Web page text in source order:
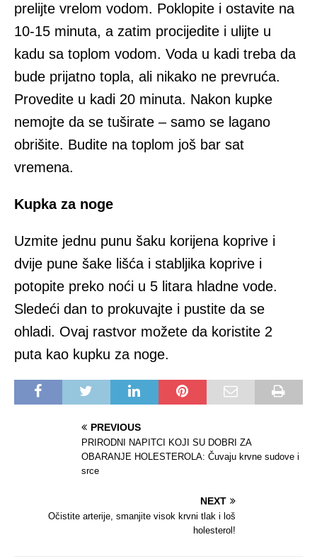
prelijte vrelom vodom. Poklopite i ostavite na
10-15 minuta, a zatim procijedite i ulijte u
kadu sa toplom vodom. Voda u kadi treba da
bude prijatno topla, ali nikako ne prevruća.
Provedite u kadi 20 minuta. Nakon kupke
nemojte da se tuširate – samo se lagano
obrišite. Budite na toplom još bar sat
vremena.
Kupka za noge
Uzmite jednu punu šaku korijena koprive i
dvije pune šake lišća i stabljika koprive i
potopite preko noći u 5 litara hladne vode.
Sledeći dan to prokuvajte i pustite da se
ohladi. Ovaj rastvor možete da koristite 2
puta kao kupku za noge.
PREVIOUS
PRIRODNI NAPITCI KOJI SU DOBRI ZA
OBARANJE HOLESTEROLA: Čuvaju krvne sudove i
srce
NEXT
Očistite arterije, smanjite visok krvni tlak i loš
holesterol!